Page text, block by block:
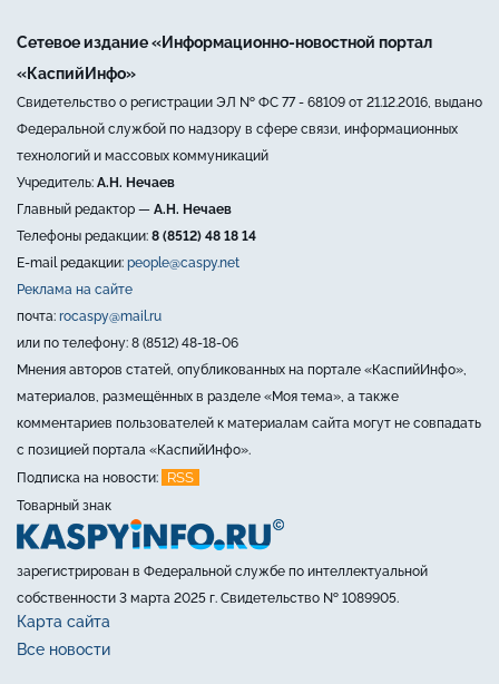
Сетевое издание «Информационно-новостной портал
«КаспийИнфо»
Свидетельство о регистрации ЭЛ № ФС 77 - 68109 от 21.12.2016, выдано
Федеральной службой по надзору в сфере связи, информационных
технологий и массовых коммуникаций
Учредитель: А.Н. Нечаев
Главный редактор — А.Н. Нечаев
Телефоны редакции: 8 (8512) 48 18 14
E-mail редакции: people@caspy.net
Реклама на сайте
почта: rocaspy@mail.ru
или по телефону: 8 (8512) 48-18-06
Мнения авторов статей, опубликованных на портале «КаспийИнфо»,
материалов, размещённых в разделе «Моя тема», а также
комментариев пользователей к материалам сайта могут не совпадать
с позицией портала «КаспийИнфо».
Подписка на новости:
RSS
Товарный знак
зарегистрирован в Федеральной службе по интеллектуальной
собственности 3 марта 2025 г. Свидетельство № 1089905.
Карта сайта
Все новости